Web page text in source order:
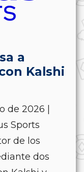
a
Kalshi
de 2026 |
Sports
de los
dos